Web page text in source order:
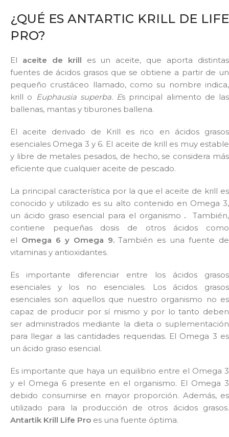
¿QUÉ ES ANTARTIC KRILL DE LIFE
PRO?
El aceite de krill es un aceite, que aporta distintas
fuentes de ácidos grasos que se obtiene a partir de un
pequeño crustáceo llamado, como su nombre indica,
krill o Euphausia superba. Es principal alimento de las
ballenas, mantas y tiburones ballena.
El aceite derivado de Krill es rico en ácidos grasos
esenciales Omega 3 y 6. El aceite de krill es muy estable
y libre de metales pesados, de hecho, se considera más
eficiente que cualquier aceite de pescado.
La principal característica por la que el aceite de krill es
conocido y utilizado es su alto contenido en Omega 3,
un ácido graso esencial para el organismo .
También,
contiene pequeñas dosis de otros ácidos como
el Omega 6 y Omega 9.También es una fuente de
vitaminas y antioxidantes.
Es importante diferenciar entre los ácidos grasos
esenciales y los no esenciales. Los ácidos grasos
esenciales son aquellos que nuestro organismo no es
capaz de producir por sí mismo y por lo tanto deben
ser administrados mediante la dieta o suplementación
para llegar a las cantidades requeridas. El Omega 3 es
un ácido graso esencial.
Es importante que haya un equilibrio entre el Omega 3
y el Omega 6 presente en el organismo. El Omega 3
debido consumirse en mayor proporción. Además, es
utilizado para la producción de otros ácidos grasos.
Antartik Krill Life Pro es una fuente óptima.